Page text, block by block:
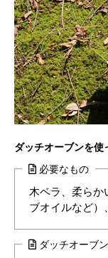
ダッチオーブンを使
必要なもの
木ベラ、柔ら
ブオイルなど）
ダッチオーブ